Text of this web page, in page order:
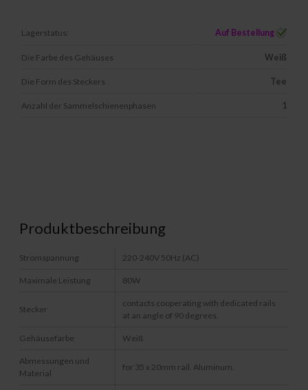
Lagerstatus: Auf Bestellung
Die Farbe des Gehäuses Weiß
Die Form des Steckers Tee
Anzahl der Sammelschienenphasen 1
Produktbeschreibung
Stromspannung 220-240V 50Hz (AC)
Maximale Leistung 80W
Stecker
contacts cooperating with dedicated rails
at an angle of 90 degrees.
Gehäusefarbe Weiß
Abmessungen und
Material
for 35 x 20mm rail. Aluminum.